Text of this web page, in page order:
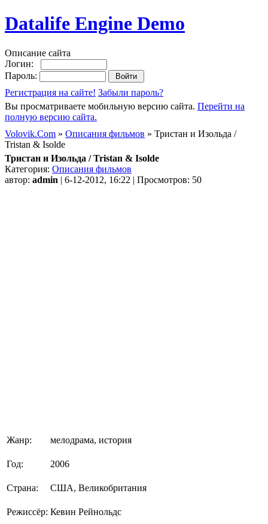
Datalife Engine Demo
Описание сайта
Логин:
Пароль:
Регистрация на сайте! Забыли пароль?
Вы просматриваете мобильную версию сайта. Перейти на
полную версию сайта.
Volovik.Com » Описания фильмов » Тристан и Изольда /
Tristan & Isolde
Тристан и Изольда / Tristan & Isolde
Категория: Описания фильмов
автор: admin | 6-12-2012, 16:22 | Просмотров: 50
Жанр: мелодрама, история
Год: 2006
Страна: США, Великобритания
Режиссёр: Кевин Рейнольдс